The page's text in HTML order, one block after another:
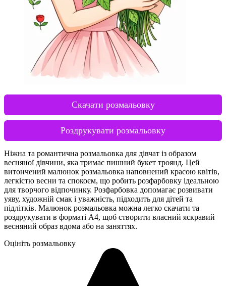
Скачати розмальовку
Роздрукувати розмальовку
Ніжна та романтична розмальовка для дівчат із образом
весняної дівчини, яка тримає пишний букет троянд. Цей
витончений малюнок розмальовка наповнений красою квітів,
легкістю весни та спокоєм, що робить розфарбовку ідеальною
для творчого відпочинку. Розфарбовка допомагає розвивати
уяву, художній смак і уважність, підходить для дітей та
підлітків. Малюнок розмальовка можна легко скачати та
роздрукувати в форматі А4, щоб створити власний яскравий
весняний образ вдома або на заняттях.
Оцініть розмальовку